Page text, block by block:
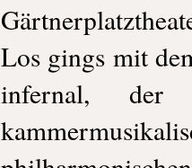
Los gings mit
infernal,